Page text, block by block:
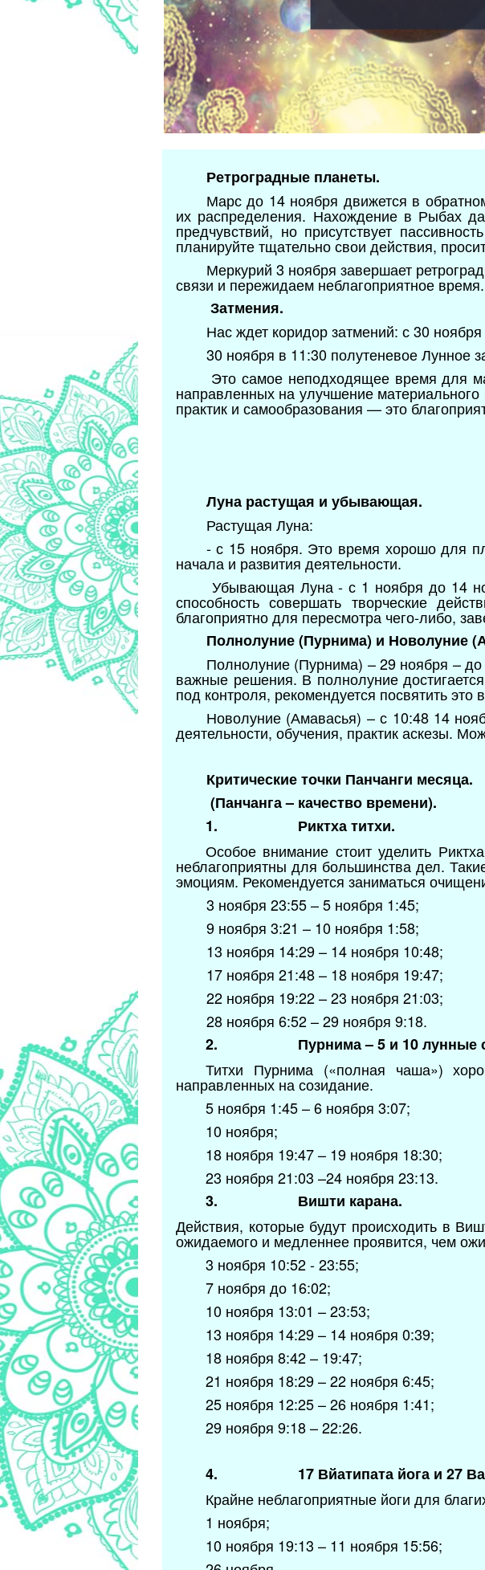
Ретроградные планеты.
Марс до 14 ноября движется в
их распределения. Нахождение в Рыбах
предчувствий, но присутствует
планируйте тщательно свои действия,
Меркурий 3 ноября завершает
связи и пережидаем неблагоприятное время.
Затмения.
Нас ждет коридор затмений: с 30
30 ноября в 11:30 полутеневое Лунное
Это самое неподходящее время для
направленных на улучшение
практик и самообразования — это
Луна растущая и убывающая.
Растущая Луна:
- с 15 ноября. Это время хорошо для
начала и развития деятельности.
Убывающая Луна - с 1 ноября до 14
способность совершать творческие
благоприятно для пересмотра чего-либо,
Полнолуние (Пурнима) и Новолуние
Полнолуние (Пурнима) – 29 ноября – до
важные решения. В полнолуние
под контроля, рекомендуется посвятить
Новолуние (Амавасья) – с 10:48 14
деятельности, обучения, практик аскезы.
Критические точки Панчанги месяца.
(Панчанга – качество времени).
1.
Риктха титхи.
Особое внимание стоит уделить
неблагоприятны для большинства дел.
эмоциям. Рекомендуется заниматься
3 ноября 23:55 – 5 ноября 1:45;
9 ноября 3:21 – 10 ноября 1:58;
13 ноября 14:29 – 14 ноября 10:48;
17 ноября 21:48 – 18 ноября 19:47;
22 ноября 19:22 – 23 ноября 21:03;
28 ноября 6:52 – 29 ноября 9:18.
2.
Пурнима – 5 и 10 лунные
Титхи Пурнима («полная чаша»)
направленных на созидание.
5 ноября 1:45 – 6 ноября 3:07;
10 ноября;
18 ноября 19:47 – 19 ноября 18:30;
23 ноября 21:03 –24 ноября 23:13.
3.
Вишти карана.
Действия, которые будут происходить в
ожидаемого и медленнее проявится, чем
3 ноября 10:52 - 23:55;
7 ноября до 16:02;
10 ноября 13:01 – 23:53;
13 ноября 14:29 – 14 ноября 0:39;
18 ноября 8:42 – 19:47;
21 ноября 18:29 – 22 ноября 6:45;
25 ноября 12:25 – 26 ноября 1:41;
29 ноября 9:18 – 22:26.
4.
17 Вйатипата йога и 27
Крайне неблагоприятные йоги для
1 ноября;
10 ноября 19:13 – 11 ноября 15:56;